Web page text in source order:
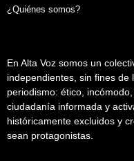
¿Quiénes somos?
En Alta Voz somos un
independientes, sin fines
periodismo: ético,
ciudadanía informada y
históricamente excluidos y
sean protagonistas.